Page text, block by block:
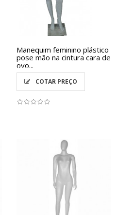
Manequim feminino plástico
pose mão na cintura cara de
ovo...
COTAR PREÇO